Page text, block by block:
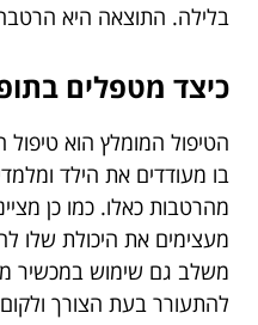
בלילה. התוצאה היא
כיצד מטפלים
הטיפול המומלץ הוא
בו מעודדים את הילד
מהרטבות כאלו. כמו כן
מעצימים את היכולת שלו
משלב גם שימוש במכשיר
להתעורר בעת הצורך